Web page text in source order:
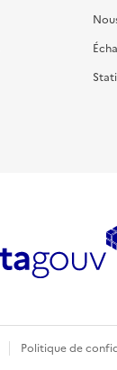
Politique de